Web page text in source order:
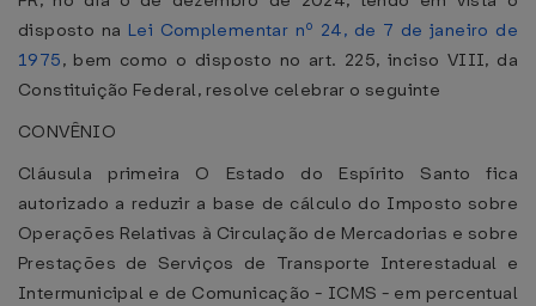
disposto na Lei Complementar nº 24, de 7 de janeiro de
1975, bem como o disposto no art. 225, inciso VIII, da
Constituição Federal, resolve celebrar o seguinte
CONVÊNIO
Cláusula primeira O Estado do Espírito Santo fica
autorizado a reduzir a base de cálculo do Imposto sobre
Operações Relativas à Circulação de Mercadorias e sobre
Prestações de Serviços de Transporte Interestadual e
Intermunicipal e de Comunicação - ICMS - em percentual